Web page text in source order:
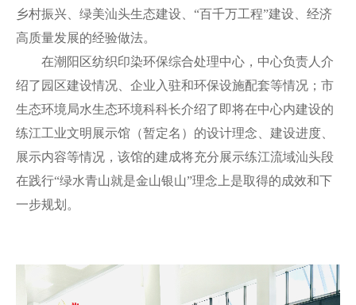
乡村振兴、绿美汕头生态建设、“百千万工程”建设、经济
高质量发展的经验做法。
在潮阳区纺织印染环保综合处理中心，中心负责人介
绍了园区建设情况、企业入驻和环保设施配套等情况；市
生态环境局水生态环境科科长介绍了即将在中心内建设的
练江工业文明展示馆（暂定名）的设计理念、建设进度、
展示内容等情况，该馆的建成将充分展示练江流域汕头段
在践行“绿水青山就是金山银山”理念上是取得的成效和下
一步规划。